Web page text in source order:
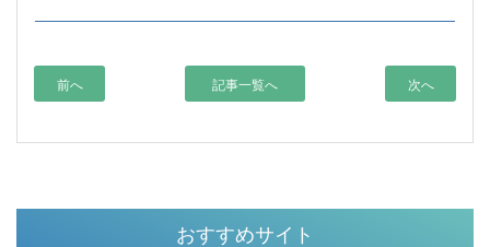
前へ 記事一覧へ 次へ
おすすめサイト